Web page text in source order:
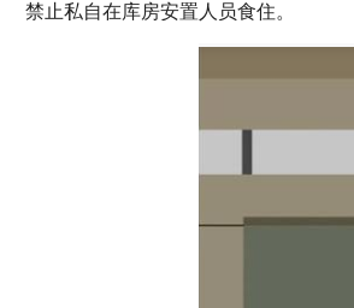
禁止私自在库房安置人员食住。